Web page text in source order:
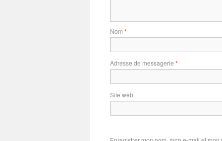
Nom *
Adresse de messagerie *
Site web